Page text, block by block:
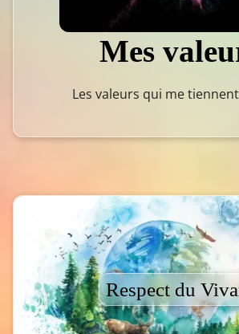
Mes
Les valeurs qui me
Respect du